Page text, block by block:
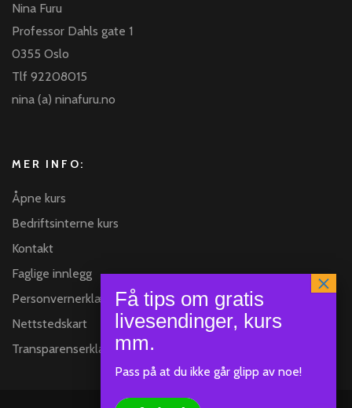
Nina Furu
Professor Dahls gate 1
0355 Oslo
Tlf 92208015
nina (a) ninafuru.no
MER INFO:
Åpne kurs
Bedriftsinterne kurs
Kontakt
Faglige innlegg
Personvernerklæring
Nettstedskart
Transparenserklæring
Pass på at du ikke går glipp av noe!
SEND